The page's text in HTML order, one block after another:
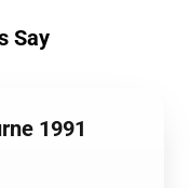
Say
1991